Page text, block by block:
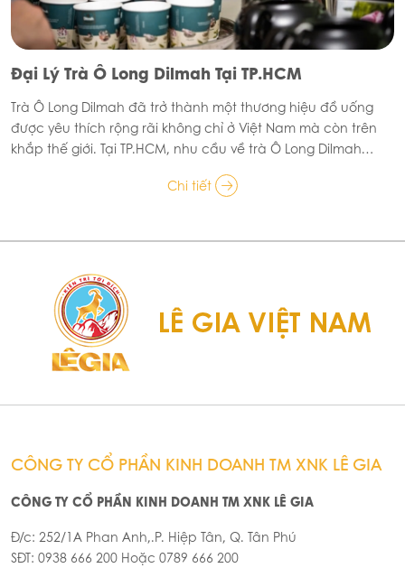
Đại Lý Trà Ô Long Dilmah Tại TP.HCM
Trà Ô Long Dilmah đã trở thành một thương hiệu đồ uống
được yêu thích rộng rãi không chỉ ở Việt Nam mà còn trên
khắp thế giới. Tại TP.HCM, nhu cầu về trà Ô Long Dilmah
công dụng tốt cho sức khỏe. Vì vậy, việc tìm kiếm đại lý trà
Chi tiết
CÔNG TY CỔ PHẦN KINH DOANH TM XNK LÊ GIA
CÔNG TY CỔ PHẦN KINH DOANH TM XNK LÊ GIA
Đ/c: 252/1A Phan Anh,.P. Hiệp Tân, Q. Tân Phú
SĐT: 0938 666 200 Hoặc 0789 666 200